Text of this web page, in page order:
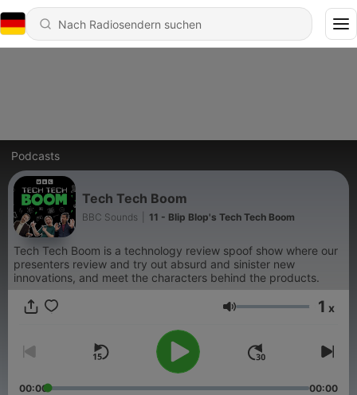
Podcasts
Tech Tech Boom
BBC Sounds 11 - Blip Blop's Tech Tech Boom
Tech Tech Boom is a technology review spoof show where our
presenters review and try out absurd and sinister new
innovations, and meet the characters behind the products.
Lautstärke 1 x
00:00 00:00